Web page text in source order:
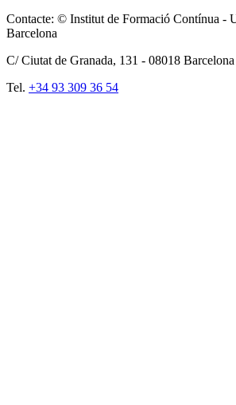
Contacte: © Institut de Formació Contínua -
Barcelona
C/ Ciutat de Granada, 131 - 08018
Tel. +34 93 309 36 54